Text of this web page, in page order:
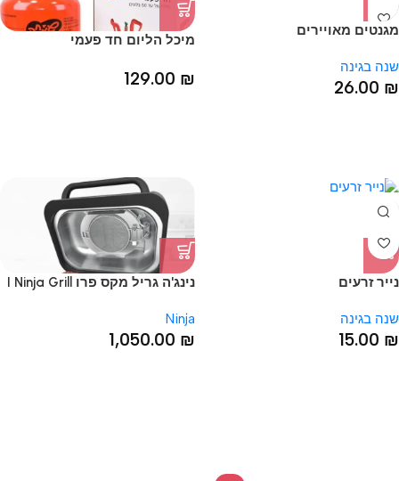
מגנטים מאויירים
שנה בגינה
26.00 ₪
מיכל הליום חד פעמי
129.00 ₪
נייר זרעים
שנה בגינה
15.00 ₪
נינג'ה גריל מקס פרו I Ninja Grill
Ninja
1,050.00 ₪